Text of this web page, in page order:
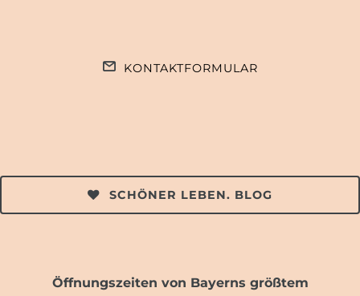
KONTAKTFORMULAR
SCHÖNER LEBEN. BLOG
Öffnungszeiten von Bayerns größtem